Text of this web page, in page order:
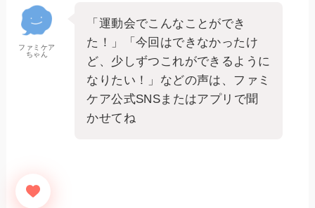
ファミケア
ちゃん
「運動会でこんなことができ
た！」「今回はできなかったけ
ど、少しずつこれができるように
なりたい！」などの声は、ファミ
ケア公式SNSまたはアプリで聞
かせてね